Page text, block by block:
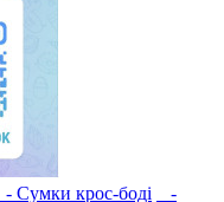
- Сумки крос-боді
-